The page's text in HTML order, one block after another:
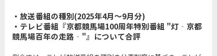
・放送番組の種別(2025年4月～9月分)
・テレビ番組『京都競馬場100周年特別番組 "灯‐京都
競馬場百年の走路‐"』について合評